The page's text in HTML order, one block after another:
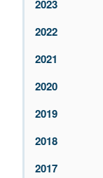
2023
2022
2021
2020
2019
2018
2017